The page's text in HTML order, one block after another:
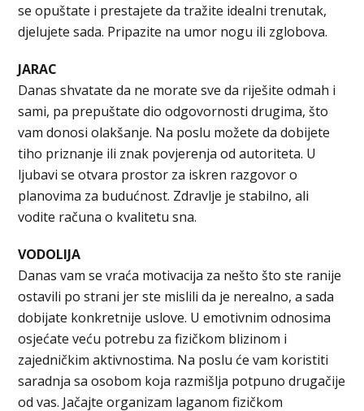
se opuštate i prestajete da tražite idealni trenutak,
djelujete sada. Pripazite na umor nogu ili zglobova.
JARAC
Danas shvatate da ne morate sve da riješite odmah i
sami, pa prepuštate dio odgovornosti drugima, što
vam donosi olakšanje. Na poslu možete da dobijete
tiho priznanje ili znak povjerenja od autoriteta. U
ljubavi se otvara prostor za iskren razgovor o
planovima za budućnost. Zdravlje je stabilno, ali
vodite računa o kvalitetu sna.
VODOLIJA
Danas vam se vraća motivacija za nešto što ste ranije
ostavili po strani jer ste mislili da je nerealno, a sada
dobijate konkretnije uslove. U emotivnim odnosima
osjećate veću potrebu za fizičkom blizinom i
zajedničkim aktivnostima. Na poslu će vam koristiti
saradnja sa osobom koja razmišlja potpuno drugačije
od vas. Jačajte organizam laganom fizičkom